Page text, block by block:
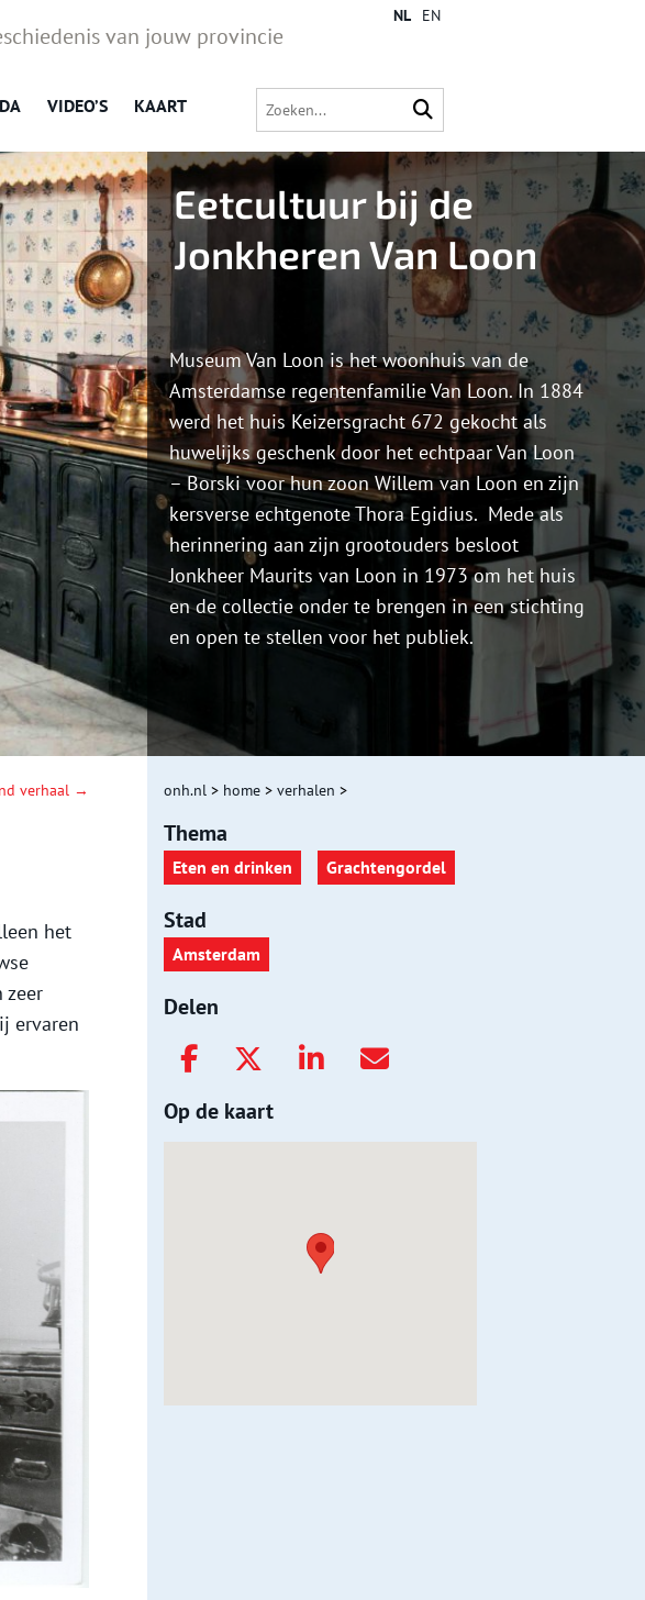
van jouw provincie
VIDEO’S KAART
NL EN
Eetcultuur bij de
Jonkheren Van Loon
Museum Van Loon is het woonhuis van de
Amsterdamse regentenfamilie Van Loon. In 1884
werd het huis Keizersgracht 672 gekocht als
huwelijks geschenk door het echtpaar Van Loon
– Borski voor hun zoon Willem van Loon en zijn
kersverse echtgenote Thora Egidius. Mede als
herinnering aan zijn grootouders besloot
Jonkheer Maurits van Loon in 1973 om het huis
en de collectie onder te brengen in een stichting
en open te stellen voor het publiek.
verhaal →
het
zeer
ervaren
onh.nl > home > verhalen >
Thema
Eten en drinken Grachtengordel
Stad
Amsterdam
Delen
Op de kaart